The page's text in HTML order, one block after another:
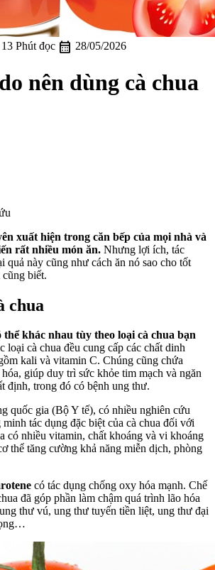
13 Phút đọc calendar_month 28/05/2026
nên dùng cà chua
xuất hiện trong căn bếp của mọi nhà và
rất nhiều món ăn. Nhưng lợi ích, tác
quả này cũng như cách ăn nó sao cho tốt
biết.
chua
khác nhau tùy theo loại cà chua bạn
loại cà chua đều cung cấp các chất dinh
kali và vitamin C. Chúng cũng chứa
giúp duy trì sức khỏe tim mạch và ngăn
định, trong đó có bệnh ung thư.
quốc gia (Bộ Y tế), có nhiều nghiên cứu
tác dụng đặc biệt của cà chua đối với
có nhiều vitamin, chất khoáng và vi khoáng
thể tăng cường khả năng miễn dịch, phòng
có tác dụng chống oxy hóa mạnh. Chế
đã góp phần làm chậm quá trình lão hóa
thư vú, ung thư tuyến tiền liệt, ung thư đại